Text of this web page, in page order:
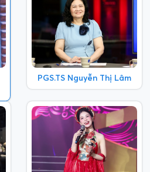
PGS.TS Nguyễn Thị Lâm